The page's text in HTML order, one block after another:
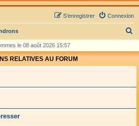
Connexion
S’enregistrer
c
h
le 08 août 2026 15:57
RELATIVES AU FORUM